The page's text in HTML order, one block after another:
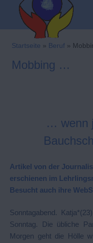
springen
Startseite » Beruf »
Mobbing …
… wenn
Artikel von der
erschienen im
Besucht auch ihre
Sonntagabend.
Sonntag. Die übliche
Morgen geht die Hölle